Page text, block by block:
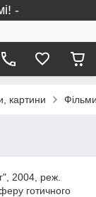
-
картини
2004, реж.
готичного